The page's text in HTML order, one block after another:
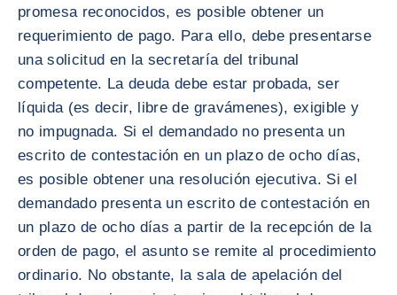
promesa reconocidos, es posible obtener un
requerimiento de pago. Para ello, debe presentarse
una solicitud en la secretaría del tribunal
competente. La deuda debe estar probada, ser
líquida (es decir, libre de gravámenes), exigible y
no impugnada. Si el demandado no presenta un
escrito de contestación en un plazo de ocho días,
es posible obtener una resolución ejecutiva. Si el
demandado presenta un escrito de contestación en
un plazo de ocho días a partir de la recepción de la
orden de pago, el asunto se remite al procedimiento
ordinario. No obstante, la sala de apelación del